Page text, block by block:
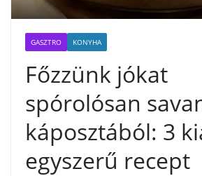
GASZTRO KONYHA
Főzzünk jókat
spórolósan
káposztából: 3
egyszerű recept